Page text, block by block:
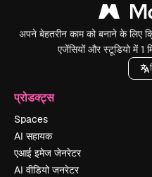
अपने बेहतरीन काम को बनाने के लिए
एजेंसियों और स्टूडियो में 1
प्रोडक्ट्स
Spaces
AI सहायक
एआई इमेज जेनरेटर
AI वीडियो जनरेटर